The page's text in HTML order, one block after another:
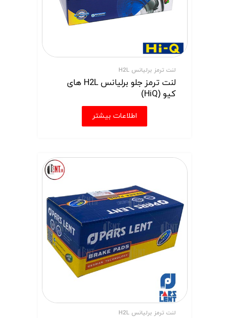
لنت ترمز برلیانس H2L
لنت ترمز جلو برلیانس H2L های
کیو (HiQ)
اطلاعات بیشتر
لنت ترمز برلیانس H2L